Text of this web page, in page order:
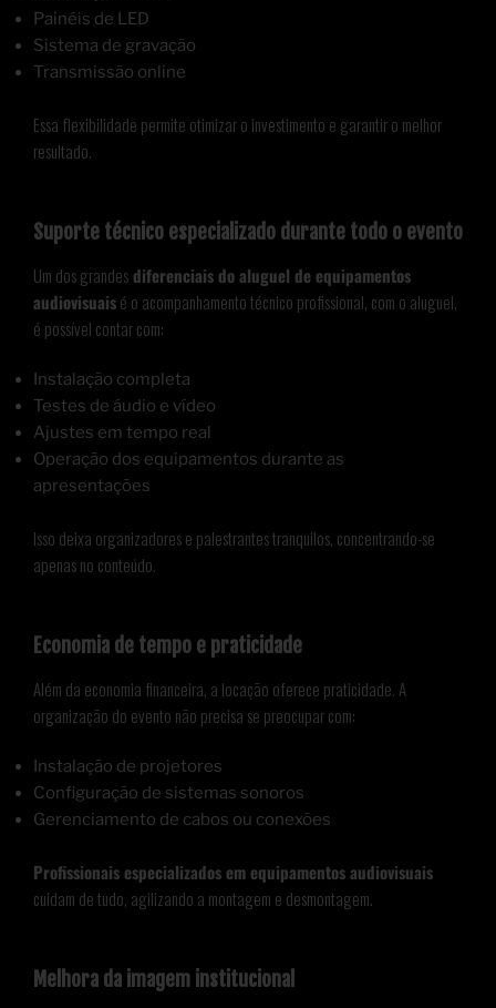
Painéis de LED
Sistema de gravação
Transmissão online
Essa flexibilidade permite otimizar o investimento e garantir o melhor
resultado.
Suporte técnico especializado durante todo o evento
Um dos grandes diferenciais do aluguel de equipamentos
audiovisuaisé o acompanhamento técnico profissional, com o aluguel,
é possível contar com:
Instalação completa
Testes de áudio e vídeo
Ajustes em tempo real
Operação dos equipamentos durante as
apresentações
Isso deixa organizadores e palestrantes tranquilos, concentrando-se
apenas no conteúdo.
Economia de tempo e praticidade
Além da economia financeira, a locação oferece praticidade. A
organização do evento não precisa se preocupar com:
Instalação de projetores
Configuração de sistemas sonoros
Gerenciamento de cabos ou conexões
Profissionais especializados em equipamentos audiovisuais
cuidam de tudo, agilizando a montagem e desmontagem.
Melhora da imagem institucional